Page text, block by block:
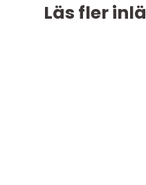
Läs fler